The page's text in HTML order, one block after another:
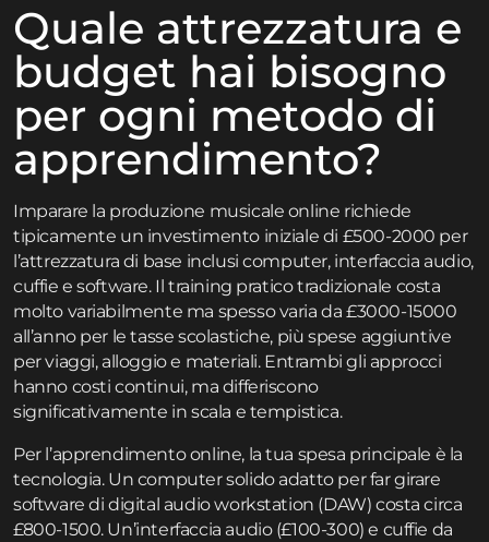
Quale attrezzatura e
budget hai bisogno
per ogni metodo di
apprendimento?
Imparare la produzione musicale online richiede
tipicamente un investimento iniziale di £500-2000 per
l’attrezzatura di base inclusi computer, interfaccia audio,
cuffie e software. Il training pratico tradizionale costa
molto variabilmente ma spesso varia da £3000-15000
all’anno per le tasse scolastiche, più spese aggiuntive
per viaggi, alloggio e materiali. Entrambi gli approcci
hanno costi continui, ma differiscono
significativamente in scala e tempistica.
Per l’apprendimento online, la tua spesa principale è la
tecnologia. Un computer solido adatto per far girare
software di digital audio workstation (DAW) costa circa
£800-1500. Un’interfaccia audio (£100-300) e cuffie da